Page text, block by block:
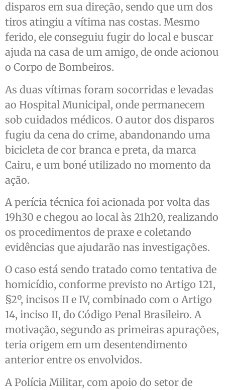
disparos em sua direção, sendo que um dos
tiros atingiu a vítima nas costas. Mesmo
ferido, ele conseguiu fugir do local e buscar
ajuda na casa de um amigo, de onde acionou
o Corpo de Bombeiros.
As duas vítimas foram socorridas e levadas
ao Hospital Municipal, onde permanecem
sob cuidados médicos. O autor dos disparos
fugiu da cena do crime, abandonando uma
bicicleta de cor branca e preta, da marca
Cairu, e um boné utilizado no momento da
ação.
A perícia técnica foi acionada por volta das
19h30 e chegou ao local às 21h20, realizando
os procedimentos de praxe e coletando
evidências que ajudarão nas investigações.
O caso está sendo tratado como tentativa de
homicídio, conforme previsto no Artigo 121,
§2º, incisos II e IV, combinado com o Artigo
14, inciso II, do Código Penal Brasileiro. A
motivação, segundo as primeiras apurações,
teria origem em um desentendimento
anterior entre os envolvidos.
A Polícia Militar, com apoio do setor de